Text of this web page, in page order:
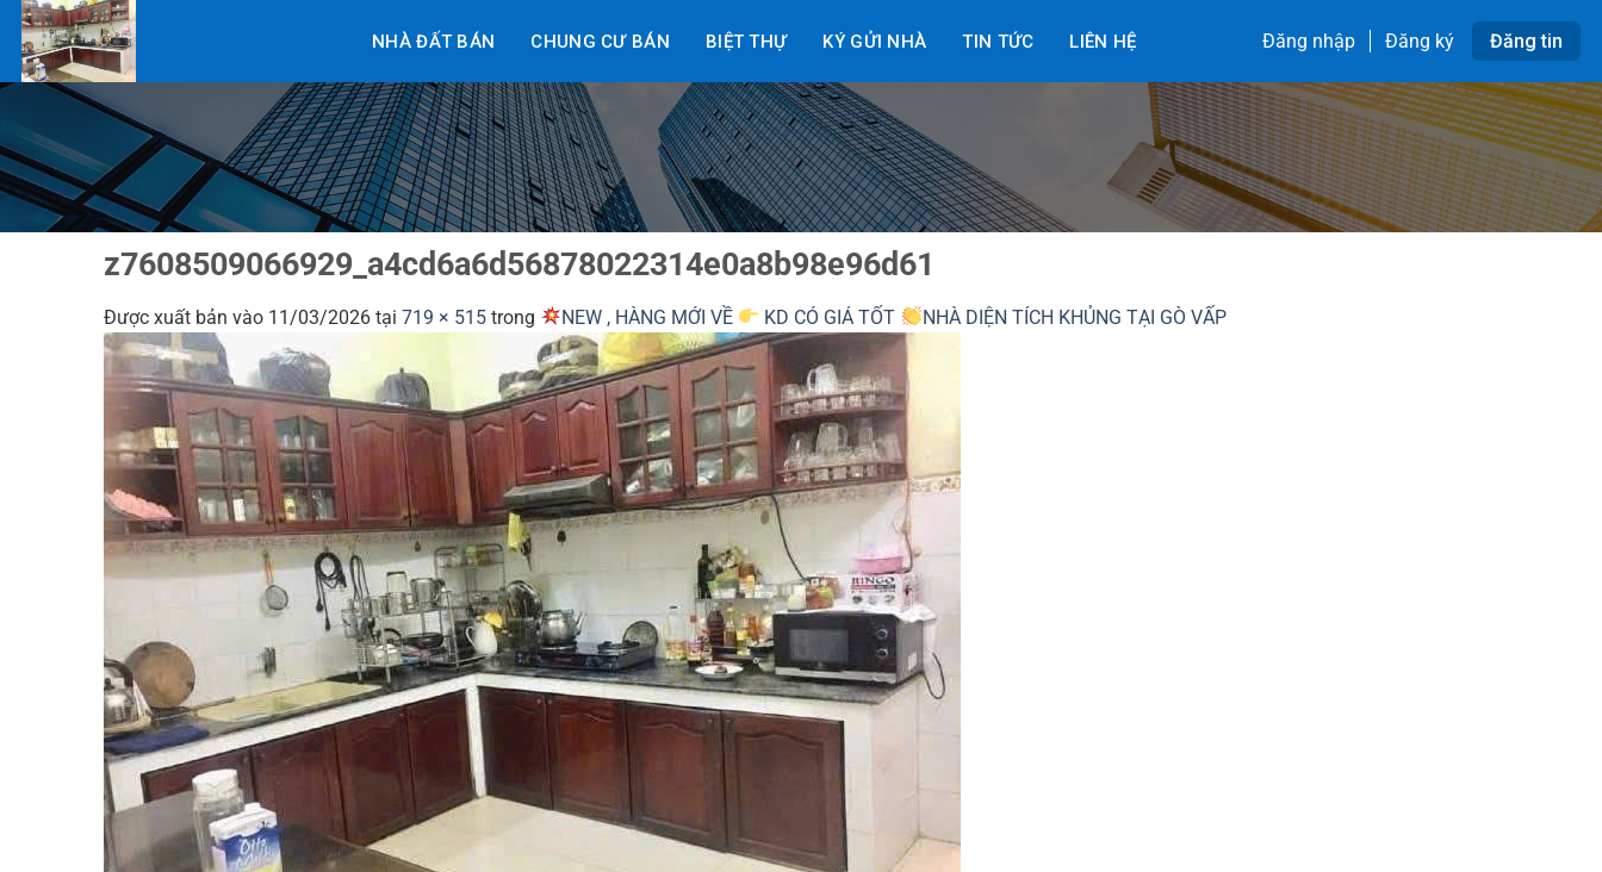
qua
nội
NHÀ ĐẤT BÁN CHUNG CƯ BÁN BIỆT THỰ KÝ GỬI NHÀ TIN TỨC LIÊN HỆ Đăng nhập Đăng ký Đăng tin
z7608509066929_a4cd6a6d56878022314e0a8b98e96d61
Được xuất bản vào 11/03/2026 tại 719 × 515 trong NEW , HÀNG MỚI VỀ KD CÓ GIÁ TỐT NHÀ DIỆN TÍCH KHỦNG TẠI GÒ VẤP